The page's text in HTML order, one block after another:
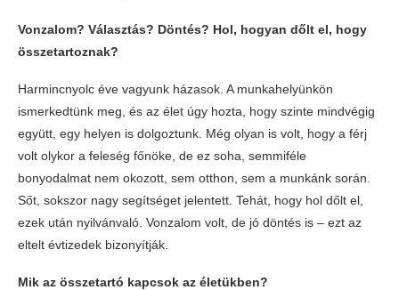
Vonzalom? Választás? Döntés? Hol, hogyan dőlt el, hogy
összetartoznak?
Harmincnyolc éve vagyunk házasok. A munkahelyünkön
ismerkedtünk meg, és az élet úgy hozta, hogy szinte mindvégig
együtt, egy helyen is dolgoztunk. Még olyan is volt, hogy a férj
volt olykor a feleség főnöke, de ez soha, semmiféle
bonyodalmat nem okozott, sem otthon, sem a munkánk során.
Sőt, sokszor nagy segítséget jelentett. Tehát, hogy hol dőlt el,
ezek után nyilvánvaló. Vonzalom volt, de jó döntés is – ezt az
eltelt évtizedek bizonyítják.
Mik az összetartó kapcsok az életükben?